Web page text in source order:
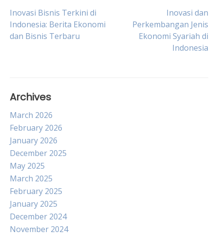
Post
navigation
Inovasi Bisnis Terkini di
Indonesia: Berita Ekonomi
dan Bisnis Terbaru
Inovasi dan
Perkembangan Jenis
Ekonomi Syariah di
Indonesia
Archives
March 2026
February 2026
January 2026
December 2025
May 2025
March 2025
February 2025
January 2025
December 2024
November 2024